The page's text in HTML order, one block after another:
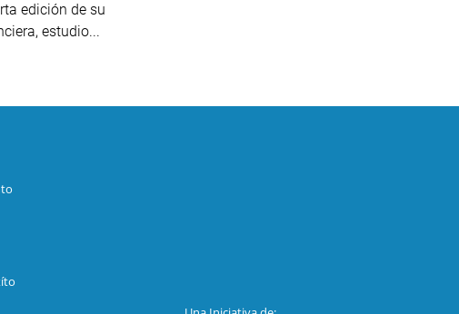
edición de su
estudio...